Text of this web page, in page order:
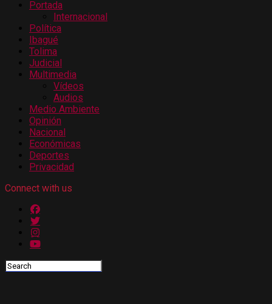
Portada
Internacional
Política
Ibagué
Tolima
Judicial
Multimedia
Vídeos
Audios
Medio Ambiente
Opinión
Nacional
Económicas
Deportes
Privacidad
Connect with us